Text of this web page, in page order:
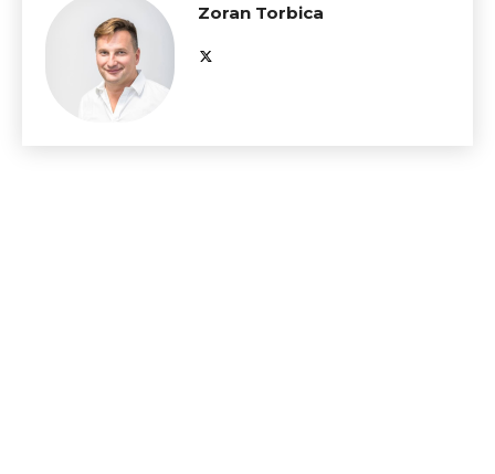
Zoran Torbica